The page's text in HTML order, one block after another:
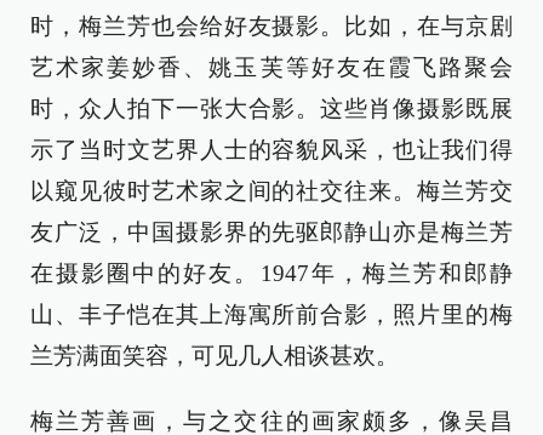
时，梅兰芳也会给好友摄影。比如，在与京剧
艺术家姜妙香、姚玉芙等好友在霞飞路聚会
时，众人拍下一张大合影。这些肖像摄影既展
示了当时文艺界人士的容貌风采，也让我们得
以窥见彼时艺术家之间的社交往来。梅兰芳交
友广泛，中国摄影界的先驱郎静山亦是梅兰芳
在摄影圈中的好友。1947年，梅兰芳和郎静
山、丰子恺在其上海寓所前合影，照片里的梅
兰芳满面笑容，可见几人相谈甚欢。
梅兰芳善画，与之交往的画家颇多，像吴昌